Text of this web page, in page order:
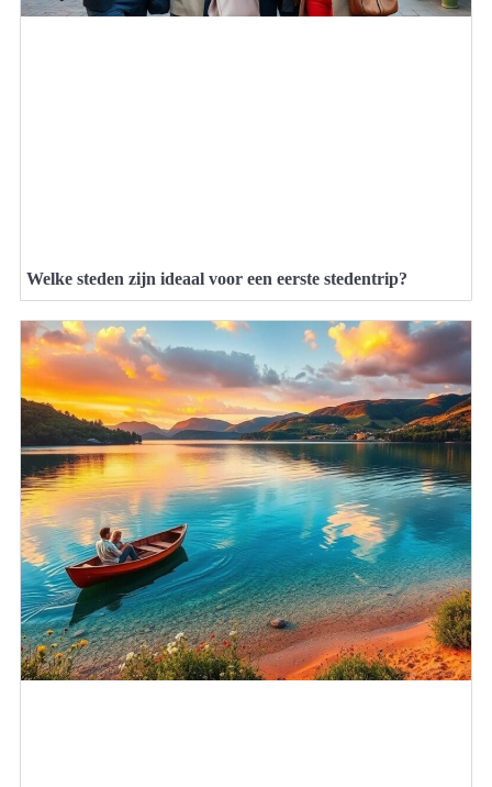
Welke steden zijn ideaal voor een eerste stedentrip?